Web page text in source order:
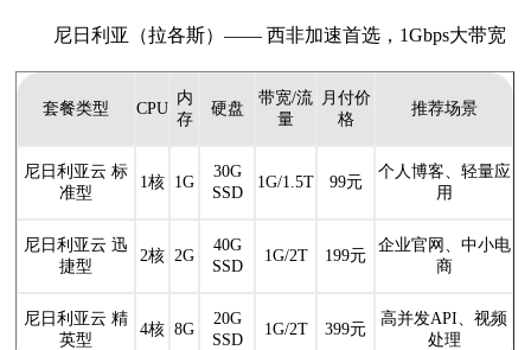
尼日利亚（拉各斯）—— 西非加速首选，1Gbps大带宽
套餐类型 CPU
内
存
硬盘
带宽/流
量
月付价
格
推荐场景
尼日利亚云 标
准型
1核 1G
30G
SSD
1G/1.5T 99元
个人博客、轻量应
用
尼日利亚云 迅
捷型
2核 2G
40G
SSD
1G/2T 199元
企业官网、中小电
商
尼日利亚云 精
英型
4核 8G
20G
SSD
1G/2T 399元
高并发API、视频
处理